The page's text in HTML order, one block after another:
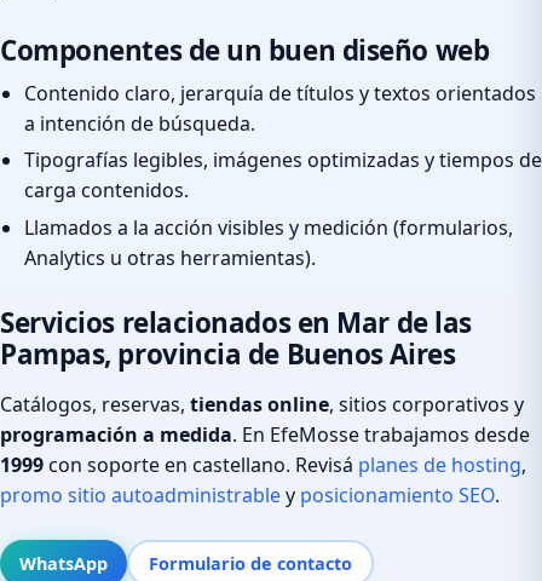
Componentes de un buen diseño web
Contenido claro, jerarquía de títulos y textos orientados
a intención de búsqueda.
Tipografías legibles, imágenes optimizadas y tiempos de
carga contenidos.
Llamados a la acción visibles y medición (formularios,
Analytics u otras herramientas).
Servicios relacionados en Mar de las
Pampas, provincia de Buenos Aires
Catálogos, reservas, tiendas online, sitios corporativos y
programación a medida. En EfeMosse trabajamos desde
1999con soporte en castellano. Revisá planes de hosting,
promo sitio autoadministrabley posicionamiento SEO.
WhatsApp Formulario de contacto